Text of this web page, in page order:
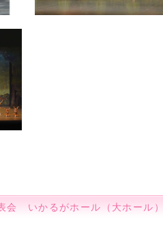
会 いかるがホール（大ホール